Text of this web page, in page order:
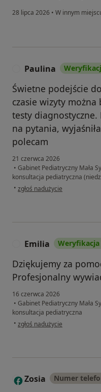
28 lipca 2026 • W innym
Paulina
Świetne podejście
czasie wizyty
testy
na pytania,
polecam
21 czerwca 2026
• Gabinet Pediatryczny Mała
konsultacja pediatryczna
• w opinii użytkownika Paulina
zgłoś nadużycie
Emilia
Dziękujemy za
Profesjonalny
16 czerwca 2026
• Gabinet Pediatryczny Mała
konsultacja pediatryczna
• w opinii użytkownika Emilia
zgłoś nadużycie
Z Zosia Numer